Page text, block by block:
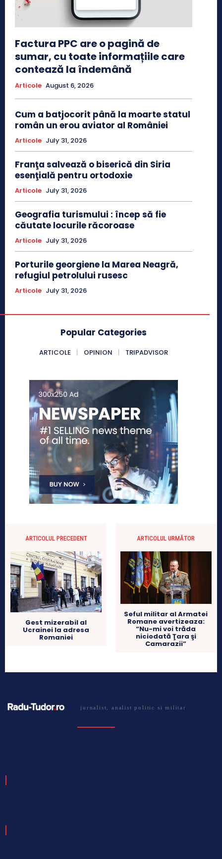
Factura PPC are o pagină de
sumar, cu toate informațiile care
contează la îndemână
Articole August 6, 2026
Cum a batjocorit până la moarte statul
român un erou aviator al României
Articole July 31, 2026
Franţa salvează o biserică din Siria
esenţială pentru ortodoxie
Articole July 31, 2026
Geografia turismului : încep să fie
căutate locurile răcoroase
Articole July 31, 2026
Porturile georgiene la Marea Neagră,
refugiul petrolului rusesc
Articole July 31, 2026
Popular Categories
ARTICOLE OPINION TRIPADVISOR
ARTICOLUL PRECEDENT
Gest mizerabil al
Ucrainei la adresa
Romaniei
ARTICOLUL URMĂTOR
Seful militar al Armatei
Romane avertizeaza:
“Nu-mi voi trăda
niciodată Ţara şi
Camarazii”
jurnalist, analist politic si militar